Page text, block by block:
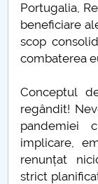
Portugalia,
beneficiare
scop
combaterea
Conceptul
regândit!
pandemiei
implicare,
renunțat
strict